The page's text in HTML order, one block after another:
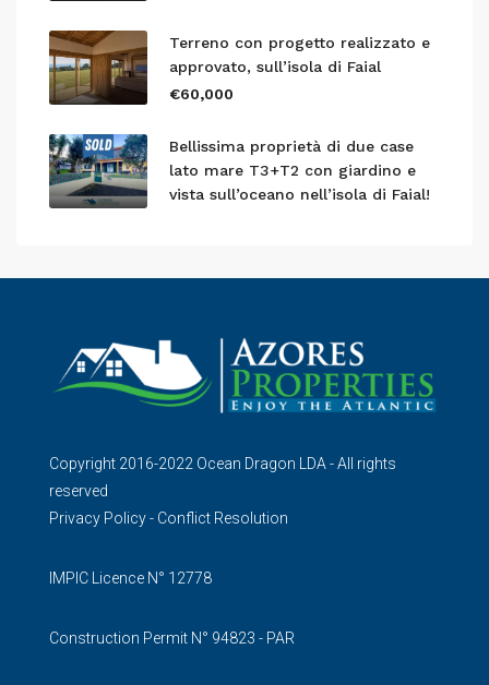
Terreno con progetto realizzato e
approvato, sull’isola di Faial
€60,000
Bellissima proprietà di due case
lato mare T3+T2 con giardino e
vista sull’oceano nell’isola di Faial!
Copyright 2016-2022 Ocean Dragon LDA - All rights
reserved
Privacy Policy- Conflict Resolution
IMPIC Licence N° 12778
Construction Permit N° 94823 - PAR